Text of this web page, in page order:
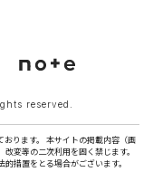
reserved.
ります。 本サイトの掲載内容（画
変等の二次利用を固く禁じます。
措置をとる場合がございます。